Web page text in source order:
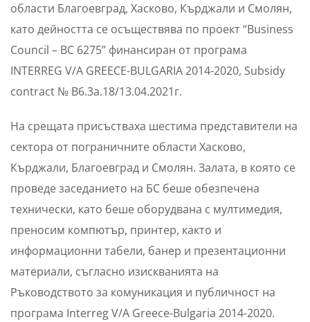
области Благоевград, Хасково, Кърджали и Смолян,
като дейността се осъществява по проект “Business
Council – BC 6275” финансиран от програма
INTERREG V/A GREECE-BULGARIA 2014-2020, Subsidy
contract № B6.3a.18/13.04.2021г.
На срещата присъстваха шестима представители на
сектора от пограничните области Хасково,
Кърджали, Благоевград и Смолян. Залата, в която се
проведе заседанието на БС беше обезпечена
технически, като беше оборудвана с мултимедия,
преносим компютър, принтер, както и
информационни табели, банер и презентационни
материали, съгласно изискванията на
Ръководството за комуникация и публичност на
програма Interreg V/A Greece-Bulgaria 2014-2020.